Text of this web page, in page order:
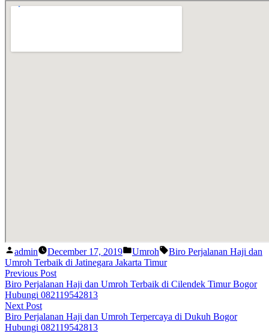
Posted
by
admin December 17, 2019
Posted
in
Umroh Tags:
Biro Perjalanan Haji dan
Umroh Terbaik di Jatinegara Jakarta Timur
Post
navigation
Previous PostPrevious
post:
Biro Perjalanan Haji dan Umroh Terbaik di Cilendek Timur Bogor
Hubungi 082119542813
Next PostNext
post:
Biro Perjalanan Haji dan Umroh Terpercaya di Dukuh Bogor
Hubungi 082119542813